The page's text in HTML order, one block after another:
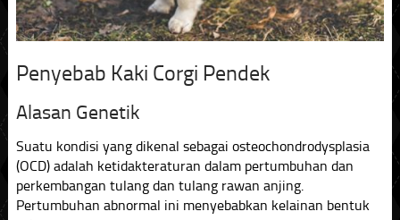
Penyebab Kaki Corgi Pendek
Alasan Genetik
Suatu kondisi yang dikenal sebagai osteochondrodysplasia
(OCD) adalah ketidakteraturan dalam pertumbuhan dan
perkembangan tulang dan tulang rawan anjing.
Pertumbuhan abnormal ini menyebabkan kelainan bentuk